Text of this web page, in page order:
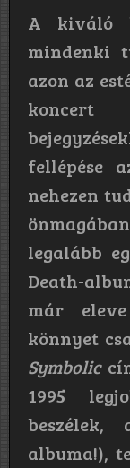
A kiváló
mindenki
azon az
fellépése
nehezen
legalább
Death-
már
könnyet
Symbolic
1995
albuma!),